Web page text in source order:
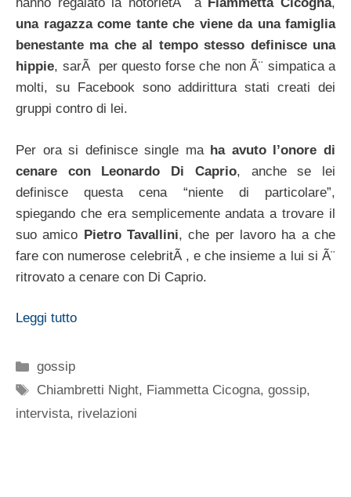
hanno regalato la notorietÃ a Fiammetta Cicogna,
una ragazza come tante che viene da una famiglia
benestante ma che al tempo stesso definisce una
hippie, sarÃ per questo forse che non Ã¨ simpatica a
molti, su Facebook sono addirittura stati creati dei
gruppi contro di lei.
Per ora si definisce single ma ha avuto l’onore di
cenare con
Leonardo Di Caprio, anche se lei
definisce questa cena “niente di particolare”,
spiegando che era semplicemente andata a trovare il
suo amico Pietro Tavallini, che per lavoro ha a che
fare con numerose celebritÃ , e che insieme a lui si Ã¨
ritrovato a cenare con Di Caprio.
Leggi tutto
Categorie
gossip
Tag
Chiambretti Night, Fiammetta Cicogna,gossip,
intervista, rivelazioni